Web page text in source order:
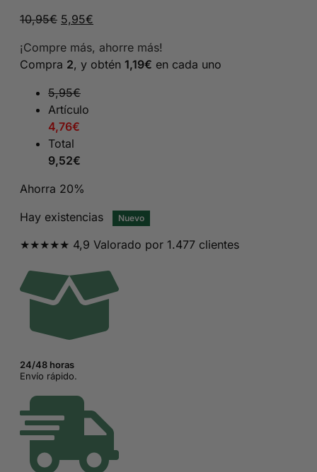
10,95€ El
original
era:
10,95€.
5,95€
actual
es:
¡Compre más, ahorre más!
Compra 2, y obtén 1,19€ en cada uno
5,95€
Artículo
4,76€
Total
9,52€
Ahorra 20%
Hay existencias
Nuevo
★★★★★ 4,9 Valorado por 1.477 clientes
24/48 horas
Envío rápido.